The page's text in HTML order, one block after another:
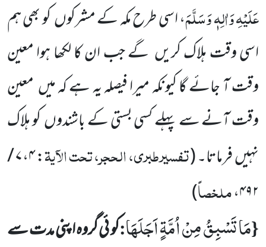
عَلَیْہِ وَاٰلِہٖوَسَلَّمَ، اسی طرح مکہ کے مشرکوںکو بھی ہم
اسی وقت ہلاک کریں گے جب ان کا لکھا ہوا معین
وقت آ جائے گا کیونکہ میرا فیصلہیہ ہے کہ میںمعین
وقت آنے سے پہلے کسی بستی کے باشندوںکو ہلاک
نہیںفرماتا۔(تفسیرطبری، الحجر، تحت الآیۃ
: ۴، ۷ /
۴۹۲، ملخصاً)
{مَا تَسْبِقُ مِنْ اُمَّةٍ اَجَلَهَا:کو ئی گروہ اپنی مدت سے